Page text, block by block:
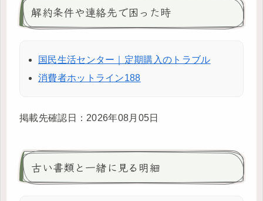
解約条件や連絡先で困った時
国民生活センター｜定期購入のトラブル
消費者ホットライン188
掲載先確認日：2026年08月05日
古い書類と一緒に見る明細